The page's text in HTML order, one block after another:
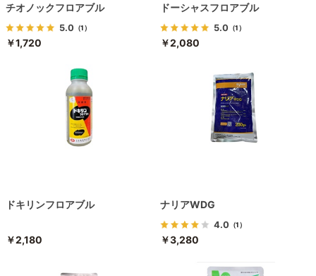
チオノックフロアブル
5.0 （1）
￥1,720
ドーシャスフロアブル
5.0 （1）
￥2,080
ドキリンフロアブル
￥2,180
ナリアWDG
4.0 （1）
￥3,280